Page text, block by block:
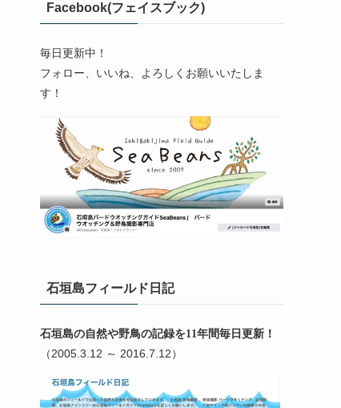
Facebook(フェイスブック)
毎日更新中！
フォロー、いいね、よろしくお願いいたしま
す！
石垣島フィールド日記
石垣島の自然や野鳥の記録を11年間毎日更新！
（2005.3.12 ～ 2016.7.12）